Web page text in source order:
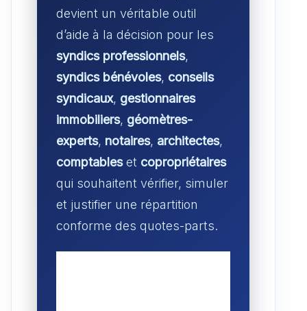
devient un véritable outil
d’aide à la décision pour les
syndics professionnels,
syndics bénévoles, conseils
syndicaux, gestionnaires
immobiliers, géomètres-
experts, notaires, architectes,
comptableset copropriétaires
qui souhaitent vérifier, simuler
et justifier une répartition
conforme des quotes-parts.